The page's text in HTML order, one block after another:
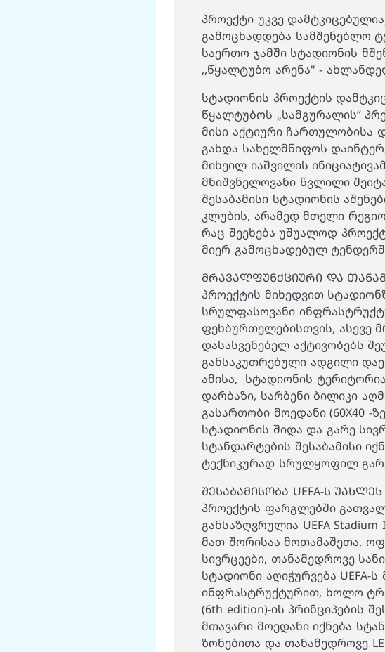
პროექტი უკვე
გამოცხადდება სამშენებლო
საერთო ჯამში სტადიონის
,,წყალტუბო არენა" -
სტადიონის პროექტის
წყალტუბოს „სამგურალის“
მისი აქტიური ჩართულობისა
გახდა სახელმწიფოს
მიხეილ იაშვილის
მნიშვნელოვანი წვლილი
შესაბამისი სტადიონის
კლუბის, არამედ მთელი
რაც შეეხება უშუალოდ
მიერ გამოცხადებულ
ᲛᲠᲐᲕᲐᲚᲤᲣᲜᲥᲪᲘᲣᲠᲘ ᲓᲐ
პროექტის მიხედვით
სრულფასოვანი
ფეხბურთელებისთვის, ასევე
დასასვენებელ აქტივობებს
განსაკუთრებული ადგილი
ამისა, სტადიონის
დარბაზი, სარბენი ბილიკი
გასართობი მოედანი (60X40 -
სტადიონის შიდა და გარე
სტანდარტების შესაბამისი
ტექნიკურად სრულყოფილ
ᲨᲔᲡᲐᲑᲐᲛᲘᲡᲝᲑᲐ UEFA-Ს
პროექტის ფარგლებში
განსაზღვრულია UEFA
მათ შორისაა მოთამაშეთა,
სივრცეები, თანამედროვე
სტადიონი აღიჭურვება
ინფრასტრუქტურით, ხოლო
(6th edition)-ის პრინციპების
მთავარი მოედანი იქნება
ზონებითა და თანამედროვე